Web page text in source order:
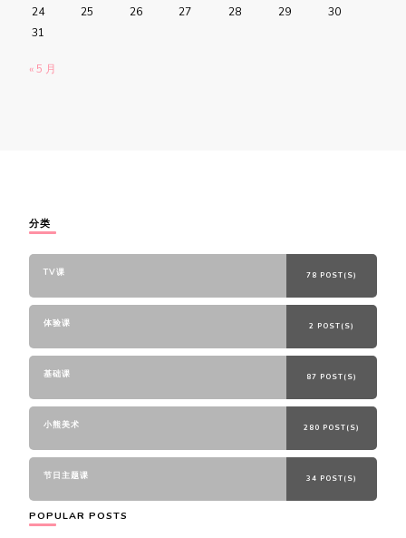
24
25 26 27 28 29
30
31
« 5 月
分类
TV课 78 POST(S)
体验课 2 POST(S)
基础课 87 POST(S)
小熊美术 280 POST(S)
节日主题课 34 POST(S)
POPULAR POSTS